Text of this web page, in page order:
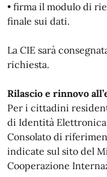
• firma il modulo di
finale sui dati.
La CIE sarà
richiesta.
Rilascio e rinnovo
Per i cittadini
di Identità
Consolato di
indicate sul sito del
Cooperazione